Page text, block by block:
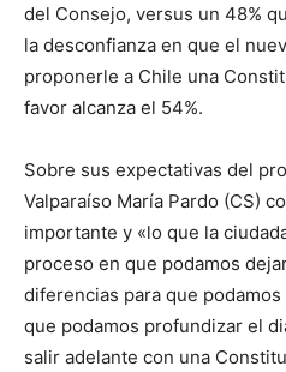
del Consejo, versus un 48%
la desconfianza en que el
proponerle a Chile una
favor alcanza el 54%.
Sobre sus expectativas del
Valparaíso María Pardo (CS)
importante y «lo que la
proceso en que podamos
diferencias para que
que podamos profundizar el
salir adelante con una